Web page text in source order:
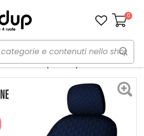
Carrello
0
interni e comfort
anteriori 1pz Murray XL - NORRIS